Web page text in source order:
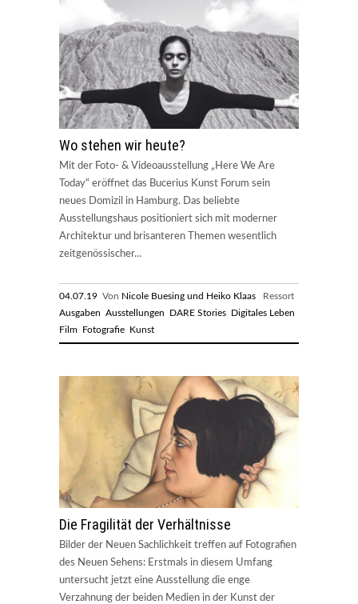
Wo stehen wir heute?
Mit der Foto- & Videoausstellung „Here We Are
Today“ eröffnet das Bucerius Kunst Forum sein
neues Domizil in Hamburg. Das beliebte
Ausstellungshaus positioniert sich mit moderner
Architektur und brisanteren Themen wesentlich
zeitgenössischer...
04.07.19 Von Nicole Buesing und Heiko Klaas Ressort
Ausgaben Ausstellungen DARE Stories Digitales Leben
Film Fotografie Kunst
Die Fragilität der Verhältnisse
Bilder der Neuen Sachlichkeit treffen auf Fotografien
des Neuen Sehens: Erstmals in diesem Umfang
untersucht jetzt eine Ausstellung die enge
Verzahnung der beiden Medien in der Kunst der